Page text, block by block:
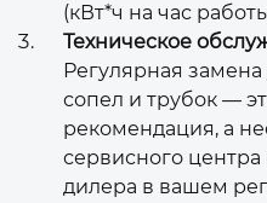
(кВт*ч на час
Техническое
Регулярная
сопел и трубок —
рекомендация, а
сервисного
дилера в вашем